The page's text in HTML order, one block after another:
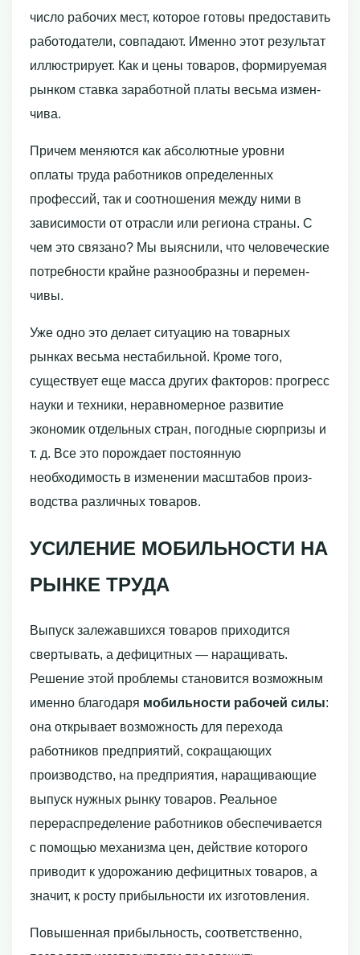
число рабочих мест, которое готовы предоставить
работодатели, совпадают. Именно этот результат
иллюстрирует. Как и цены товаров, формируемая
рынком ставка заработной платы весьма измен­
чива.
Причем меняются как абсолютные уровни
оплаты труда работников определен­ных
профессий, так и соотношения между ними в
зависимости от отрасли или региона страны. С
чем это связано? Мы выяснили, что человеческие
потребности крайне разнообразны и перемен­
чивы.
Уже одно это делает ситуацию на товарных
рынках весьма нестабильной. Кроме того,
существует еще масса других факторов: прогресс
науки и техники, неравномерное развитие
экономик отдельных стран, погодные сюрпризы и
т. д. Все это порождает постоянную
необходимость в изменении масштабов произ­
водства различных товаров.
УСИЛЕНИЕ МОБИЛЬНОСТИ НА
РЫНКЕ ТРУДА
Выпуск залежавшихся товаров приходится
свертывать, а дефицитных — наращивать.
Решение этой проблемы становится возможным
именно благодаря мобильности рабочей силы:
она открывает возможность для перехода
работников предпри­ятий, сокращающих
производство, на предприятия, наращивающие
выпуск нуж­ных рынку товаров. Реальное
перераспределение работников обеспечивается
с помощью механизма цен, действие которого
приводит к удорожанию дефицитных товаров, а
значит, к росту прибыльности их изготовления.
Повышенная прибыль­ность, соответственно,